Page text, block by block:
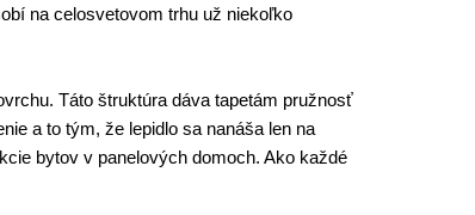
na celosvetovom trhu už niekoľko
Táto štruktúra dáva tapetám pružnosť
a to tým, že lepidlo sa nanáša len na
bytov v panelových domoch. Ako každé